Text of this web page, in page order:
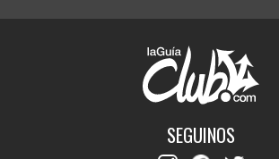
SEGUINOS